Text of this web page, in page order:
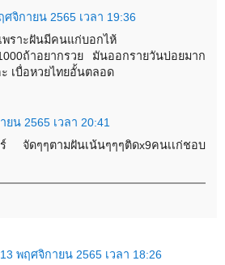
ศจิกายน 2565 เวลา 19:36
พราะฝันมีคนแก่บอกไห้
ถ้าอยากรวย มันออกรายวันบ่อยมาก
เบื่อหวยไทยอั้นตลอด
ยน 2565 เวลา 20:41
จัดๆๆตามฝันเน้นๆๆๆติดx9คนเเก่ชอบ
13 พฤศจิกายน 2565 เวลา 18:26